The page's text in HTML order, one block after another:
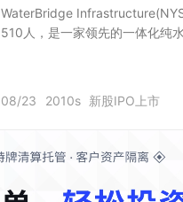
WaterBridge
510人，是一家领先的一体化纯
08/23 2010s 新股IPO上市